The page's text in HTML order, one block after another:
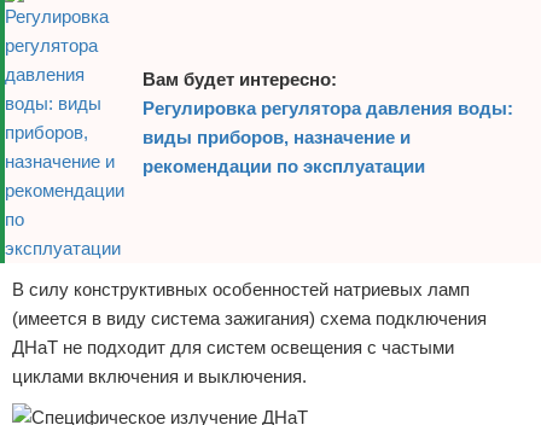
Вам будет интересно:
Регулировка регулятора давления воды:
виды приборов, назначение и
рекомендации по эксплуатации
В силу конструктивных особенностей натриевых ламп
(имеется в виду система зажигания) схема подключения
ДНаТ не подходит для систем освещения с частыми
циклами включения и выключения.